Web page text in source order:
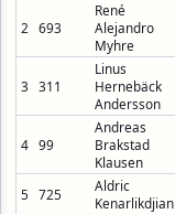
2 693
René
Alejandro
Myhre
3 311
Linus
Hernebäck
Andersson
4 99
Andreas
Brakstad
Klausen
5 725
Aldric
Kenarlikdjian